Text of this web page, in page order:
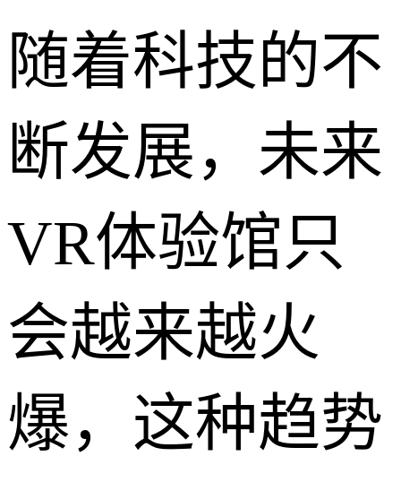
随着科技的不
断发展，未来
VR体验馆只
会越来越火
爆，这种趋势